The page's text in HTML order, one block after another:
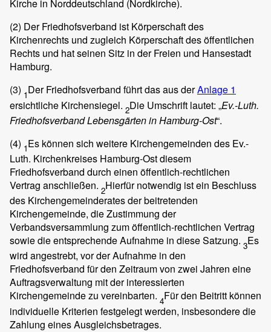
Kirche in Norddeutschland (Nordkirche).
(2) Der Friedhofsverband ist Körperschaft des
Kirchenrechts und zugleich Körperschaft des öffentlichen
Rechts und hat seinen Sitz in der Freien und Hansestadt
Hamburg.
(3) 1Der Friedhofsverband führt das aus derAnlage 1
ersichtliche Kirchensiegel. 2Die Umschrift lautet: „Ev.-Luth.
Friedhofsverband Lebensgärten in Hamburg-Ost“.
(4) 1Es können sich weitere Kirchengemeinden des Ev.-
Luth. Kirchenkreises Hamburg-Ost diesem
Friedhofsverband durch einen öffentlich-rechtlichen
Vertrag anschließen. 2Hierfür notwendig ist ein Beschluss
des Kirchengemeinderates der beitretenden
Kirchengemeinde, die Zustimmung der
Verbandsversammlung zum öffentlich-rechtlichen Vertrag
sowie die entsprechende Aufnahme in diese Satzung. 3Es
wird angestrebt, vor der Aufnahme in den
Friedhofsverband für den Zeitraum von zwei Jahren eine
Auftragsverwaltung mit der interessierten
Kirchengemeinde zu vereinbarten. 4Für den Beitritt können
individuelle Kriterien festgelegt werden, insbesondere die
Zahlung eines Ausgleichsbetrages.